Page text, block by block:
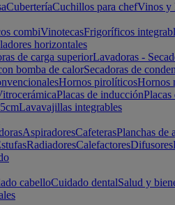
CuberteríaCuchillos para chefVinos y
combiVinotecasFrigoríficos
horizontales
de carga superiorLavadoras -
bomba de calorSecadoras de
Hornos pirolíticosHornos
Placas de inducciónPlacas
Lavavajillas integrables
AspiradoresCafeterasPlanchas de
RadiadoresCalefactoresDifusores
cabelloCuidado dentalSalud y